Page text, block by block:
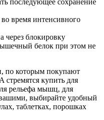
время интенсивного
через блокировку
белок при этом не
по которым покупают
купить для
рельефа мышц, для
выбирайте удобный
таблетках, порошках